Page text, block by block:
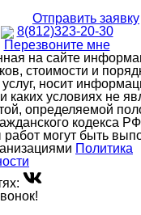
Отправить заявку
8(812)323-20-30
Перезвоните мне
на сайте
стоимости и
носит
каких условиях не
определяемой
кодекса
могут быть
Политика